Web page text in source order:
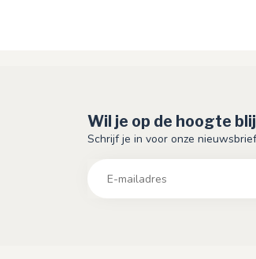
Wil je op de hoogte
Schrijf je in voor onze nieuwsbrief